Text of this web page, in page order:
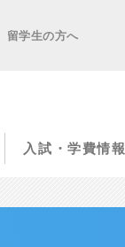
留学生の方へ
入試・学費情報